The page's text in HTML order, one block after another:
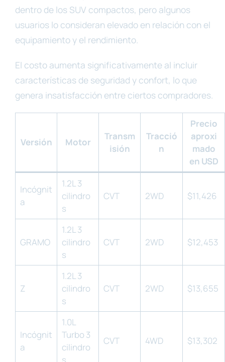
dentro de los SUV compactos, pero algunos
usuarios lo consideran elevado en relación con el
equipamiento y el rendimiento.
El costo aumenta significativamente al incluir
características de seguridad y confort, lo que
genera insatisfacción entre ciertos compradores.
Versión Motor
Transm
isión
Tracció
n
Precio
aproxi
mado
en USD
Incógnit
a
1.2L 3
cilindro
s
CVT 2WD $11,426
GRAMO
1.2L 3
cilindro
s
CVT 2WD $12,453
Z
1.2L 3
cilindro
s
CVT 2WD $13,655
Incógnit
a
1.0L
Turbo 3
cilindro
CVT 4WD $13,302